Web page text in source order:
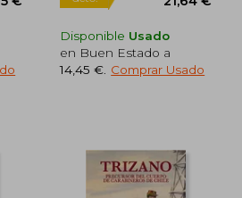
Disponible Usado
en Buen Estado a
14,45 € Comprar Usado